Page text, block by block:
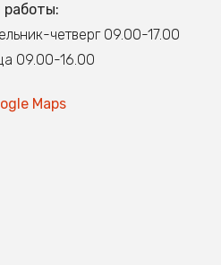
работы:
четверг 09.00-17.00
09.00-16.00
Maps